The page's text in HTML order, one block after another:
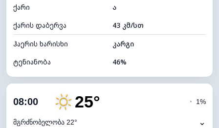
განათების ინდექსი 0 (ბნელი)
ღრუბლის სიმაღლე 11760 მ
ქარი
ა
ქარის დაბერვა
43 კმ/სთ
ჰაერის ხარისხი
კარგი
ტენიანობა
46%
ღრუბლიანობა
ნამის წერტილი
08:00 25°
მგრძნობელობა 22°
◔ 1%
⌄